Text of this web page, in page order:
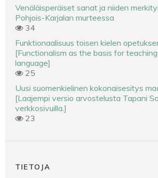
Venäläisperäiset sanat ja niiden
Pohjois-Karjalan murteessa
34
Funktionaalisuus toisen kielen
[Functionalism as the basis for
language]
25
Uusi suomenkielinen kokonaisesitys
[Laajempi versio arvostelusta Tapani
verkkosivuilla.]
23
TIETOJA